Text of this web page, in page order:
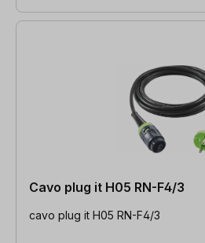
Cavo plug it H05 RN-F4/3
cavo plug it H05 RN-F4/3